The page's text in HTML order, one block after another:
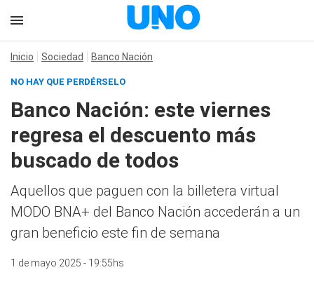
Inicio Sociedad Banco Nación
NO HAY QUE PERDÉRSELO
Banco Nación: este viernes
regresa el descuento más
buscado de todos
Aquellos que paguen con la billetera virtual
MODO BNA+ del Banco Nación accederán a un
gran beneficio este fin de semana
1 de mayo 2025 - 19:55hs